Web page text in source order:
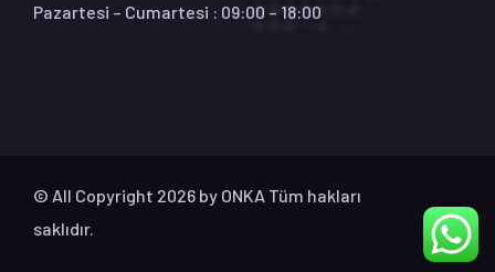
Pazartesi – Cumartesi : 09:00 – 18:00
© All Copyright 2026 by ONKA Tüm hakları
saklıdır.